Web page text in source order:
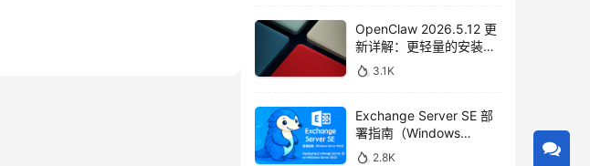
OpenClaw 2026.5.12 更
新详解：更轻量的安装、
更强的 Telegram 支持与
全面安全加固
3.1K
Exchange Server SE 部
署指南（Windows
Server 2022）
2.8K